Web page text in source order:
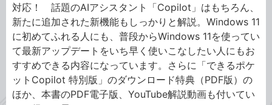
対応！ 話題のAIアシスタント「Copilot」はもちろん、
新たに追加された新機能もしっかりと解説。Windows 11
に初めてふれる人にも、普段からWindows 11を使ってい
て最新アップデートをいち早く使いこなしたい人にもお
すすめできる内容になっています。さらに「できるポケ
ットCopilot 特別版」のダウンロード特典（PDF版）の
ほか、本書のPDF電子版、YouTube解説動画も付いてい